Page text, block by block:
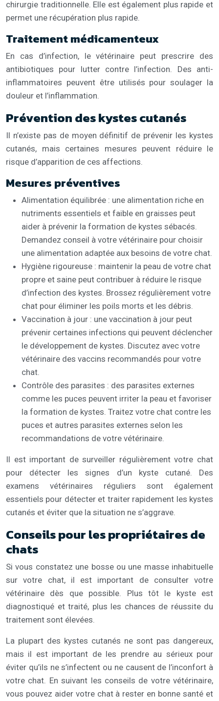
chirurgie traditionnelle. Elle est également plus rapide et
permet une récupération plus rapide.
Traitement médicamenteux
En cas d’infection, le vétérinaire peut prescrire des
antibiotiques pour lutter contre l’infection. Des anti-
inflammatoires peuvent être utilisés pour soulager la
douleur et l’inflammation.
Prévention des kystes cutanés
Il n’existe pas de moyen définitif de prévenir les kystes
cutanés, mais certaines mesures peuvent réduire le
risque d’apparition de ces affections.
Mesures préventives
Alimentation équilibrée : une alimentation riche en
nutriments essentiels et faible en graisses peut
aider à prévenir la formation de kystes sébacés.
Demandez conseil à votre vétérinaire pour choisir
une alimentation adaptée aux besoins de votre chat.
Hygiène rigoureuse : maintenir la peau de votre chat
propre et saine peut contribuer à réduire le risque
d’infection des kystes. Brossez régulièrement votre
chat pour éliminer les poils morts et les débris.
Vaccination à jour : une vaccination à jour peut
prévenir certaines infections qui peuvent déclencher
le développement de kystes. Discutez avec votre
vétérinaire des vaccins recommandés pour votre
chat.
Contrôle des parasites : des parasites externes
comme les puces peuvent irriter la peau et favoriser
la formation de kystes. Traitez votre chat contre les
puces et autres parasites externes selon les
recommandations de votre vétérinaire.
Il est important de surveiller régulièrement votre chat
pour détecter les signes d’un kyste cutané. Des
examens vétérinaires réguliers sont également
essentiels pour détecter et traiter rapidement les kystes
cutanés et éviter que la situation ne s’aggrave.
Conseils pour les propriétaires de
chats
Si vous constatez une bosse ou une masse inhabituelle
sur votre chat, il est important de consulter votre
vétérinaire dès que possible. Plus tôt le kyste est
diagnostiqué et traité, plus les chances de réussite du
traitement sont élevées.
La plupart des kystes cutanés ne sont pas dangereux,
mais il est important de les prendre au sérieux pour
éviter qu’ils ne s’infectent ou ne causent de l’inconfort à
votre chat. En suivant les conseils de votre vétérinaire,
vous pouvez aider votre chat à rester en bonne santé et